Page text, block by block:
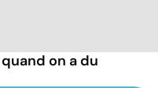
on a du